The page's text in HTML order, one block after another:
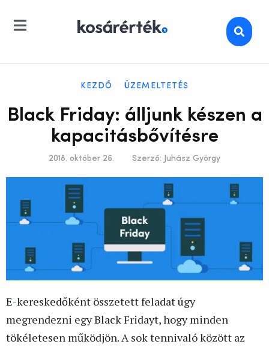
KEZDŐ ÜZEMELTETÉS
Black Friday: álljunk készen a
kapacitásbővítésre
2018. október 26. Szerző: Juhász György
E-kereskedőként összetett feladat úgy
megrendezni egy Black Fridayt, hogy minden
tökéletesen működjön. A sok tennivaló között az